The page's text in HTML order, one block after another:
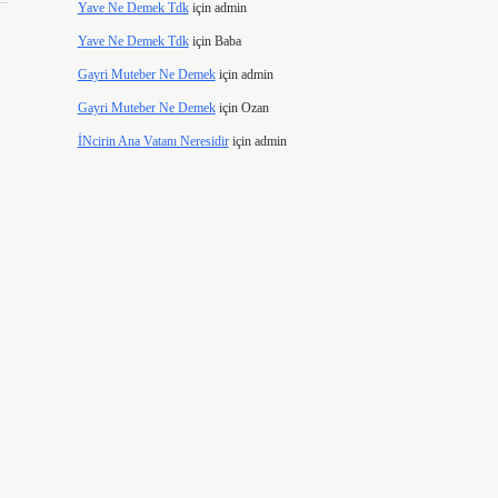
Yave Ne Demek Tdkiçin admin
Yave Ne Demek Tdkiçin Baba
Gayri Muteber Ne Demekiçin admin
Gayri Muteber Ne Demekiçin Ozan
İNcirin Ana Vatanı Neresidiriçin admin